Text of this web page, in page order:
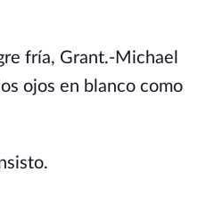
fría, Grant.-Michael
ojos en blanco como